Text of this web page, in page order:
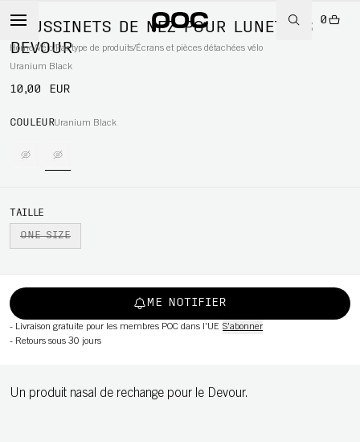
0
Home/Vélo/Par type de produits/Écrans et pièces détachées vélo
COUSSINETS DE NEZ POUR LUNETTES
DEVOUR
Uranium Black
10,00 EUR
COULEURUranium Black
TAILLE
ONE SIZE
ME NOTIFIER
- Livraison gratuite pour les membres POC dans l'UE S'abonner
- Retours sous 30 jours
Un produit nasal de rechange pour le Devour.